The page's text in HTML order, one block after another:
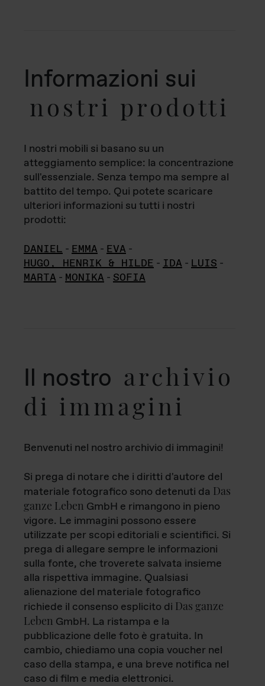
Informazioni sui
nostri prodotti
I nostri mobili si basano su un
atteggiamento semplice: la concentrazione
sull'essenziale. Senza tempo ma sempre al
battito del tempo. Qui potete scaricare
ulteriori informazioni su tutti i nostri
prodotti:
DANIEL - EMMA - EVA -
HUGO, HENRIK & HILDE - IDA - LUIS -
MARTA - MONIKA - SOFIA
Il nostro archivio
di immagini
Benvenuti nel nostro archivio di immagini!
Si prega di notare che i diritti d'autore del
materiale fotografico sono detenuti da Das
ganze Leben GmbH e rimangono in pieno
vigore. Le immagini possono essere
utilizzate per scopi editoriali e scientifici. Si
prega di allegare sempre le informazioni
sulla fonte, che troverete salvata insieme
alla rispettiva immagine. Qualsiasi
alienazione del materiale fotografico
richiede il consenso esplicito di Das ganze
Leben GmbH. La ristampa e la
pubblicazione delle foto è gratuita. In
cambio, chiediamo una copia voucher nel
caso della stampa, e una breve notifica nel
caso di film e media elettronici.